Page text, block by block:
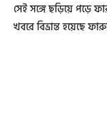
সেই সঙ্গে ছড়িয়ে
খবরে বিভ্রান্ত হয়েছে